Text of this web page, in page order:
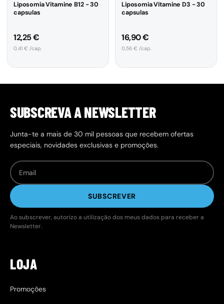
Liposomia Vitamine B12 - 30
capsulas
Preço normal
12,25 €
Preço unitário
0,41 € /cap.
Liposomia Vitamine D3 - 30
capsulas
Preço normal
16,90 €
Preço unitário
0,56 € /cap.
SUBSCREVA A NEWSLETTER
Junta-te a mais de 30 mil pessoas que recebem ofertas
especiais, novidades exclusivas e promoções.
SUBSCREVER
Ao subscrever, autorizo a utilização dos meus dados para receber a
Newsletter.
LOJA
Promoções